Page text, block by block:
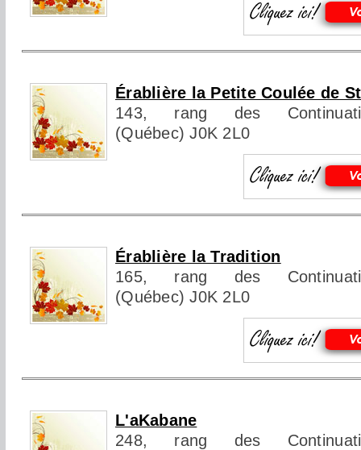
Érablière la Petite Coulée de
143, rang des
(Québec) J0K 2L0
Érablière la Tradition
165, rang des
(Québec) J0K 2L0
L'aKabane
248, rang des